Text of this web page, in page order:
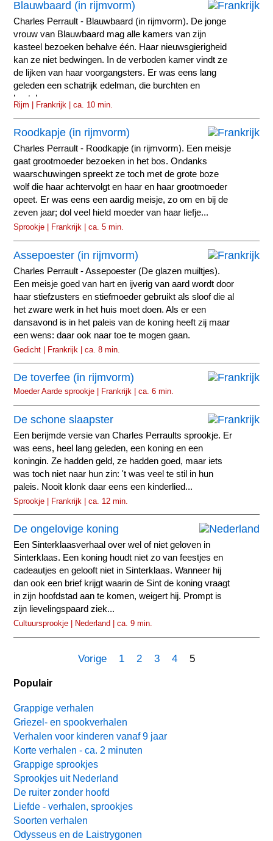
Blauwbaard (in rijmvorm)
Charles Perrault - Blauwbaard (in rijmvorm). De jonge
vrouw van Blauwbaard mag alle kamers van zijn
kasteel bezoeken behalve één. Haar nieuwsgierigheid
kan ze niet bedwingen. In de verboden kamer vindt ze
de lijken van haar voorgangsters. Er was eens lang
geleden een schatrijk edelman, die burchten en
kastelen...
Rijm | Frankrijk | ca. 10 min.
Roodkapje (in rijmvorm)
Charles Perrault - Roodkapje (in rijmvorm). Een meisje
gaat grootmoeder bezoeken in het bos. Ondanks
waarschuwingen spreekt ze toch met de grote boze
wolf die haar achtervolgt en haar en haar grootmoeder
opeet. Er was eens een aardig meisje, zo om en bij de
zeven jaar; dol veel hield moeder van haar liefje...
Sprookje | Frankrijk | ca. 5 min.
Assepoester (in rijmvorm)
Charles Perrault - Assepoester (De glazen muiltjes).
Een meisje goed van hart en ijverig van aard wordt door
haar stiefzusters en stiefmoeder gebruikt als sloof die al
het zware werk in het huis moet doen. Als er een
dansavond is in het paleis van de koning heeft zij maar
een wens: daar ook naar toe te mogen gaan.
Gedicht | Frankrijk | ca. 8 min.
De toverfee (in rijmvorm)
Moeder Aarde sprookje | Frankrijk | ca. 6 min.
De schone slaapster
Een berijmde versie van Charles Perraults sprookje. Er
was eens, heel lang geleden, een koning en een
koningin. Ze hadden geld, ze hadden goed, maar iets
was toch niet naar hun zin: 't was veel te stil in hun
paleis. Nooit klonk daar eens een kinderlied...
Sprookje | Frankrijk | ca. 12 min.
De ongelovige koning
Een Sinterklaasverhaal over wel of niet geloven in
Sinterklaas. Een koning houdt niet zo van feestjes en
cadeautjes en gelooft niet in Sinterklaas. Wanneer hij
dan ook een brief krijgt waarin de Sint de koning vraagt
in zijn hoofdstad aan te komen, weigert hij. Prompt is
zijn lievelingspaard ziek...
Cultuursprookje | Nederland | ca. 9 min.
Vorige 1 2 3 45
Populair
Grappige verhalen
Griezel- en spookverhalen
Verhalen voor kinderen vanaf 9 jaar
Korte verhalen - ca. 2 minuten
Grappige sprookjes
Sprookjes uit Nederland
De ruiter zonder hoofd
Liefde - verhalen, sprookjes
Soorten verhalen
Odysseus en de Laistrygonen